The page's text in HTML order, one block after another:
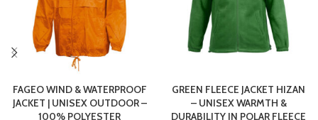
FAGEO WIND & WATERPROOF
JACKET | UNISEX OUTDOOR –
100% POLYESTER
GREEN FLEECE JACKET HIZAN
– UNISEX WARMTH &
DURABILITY IN POLAR FLEECE